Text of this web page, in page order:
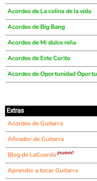
Acordes de La colina de la vida
Acordes de Big Bang
Acordes de Mi dulce niña
Acordes de Este Corito
Acordes de Oportunidad
Extras
Acordes de Guitarra
Afinador de Guitarra
Blog de LaCuerda ¡nuevo!
Aprender a tocar Guitarra